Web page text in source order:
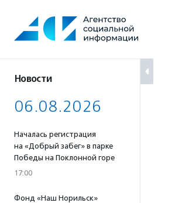
содержанию
Новости
06.08.2026
Началась регистрация
на «Добрый забег» в парке
Победы на Поклонной горе
17:00
Фонд «Наш Норильск»